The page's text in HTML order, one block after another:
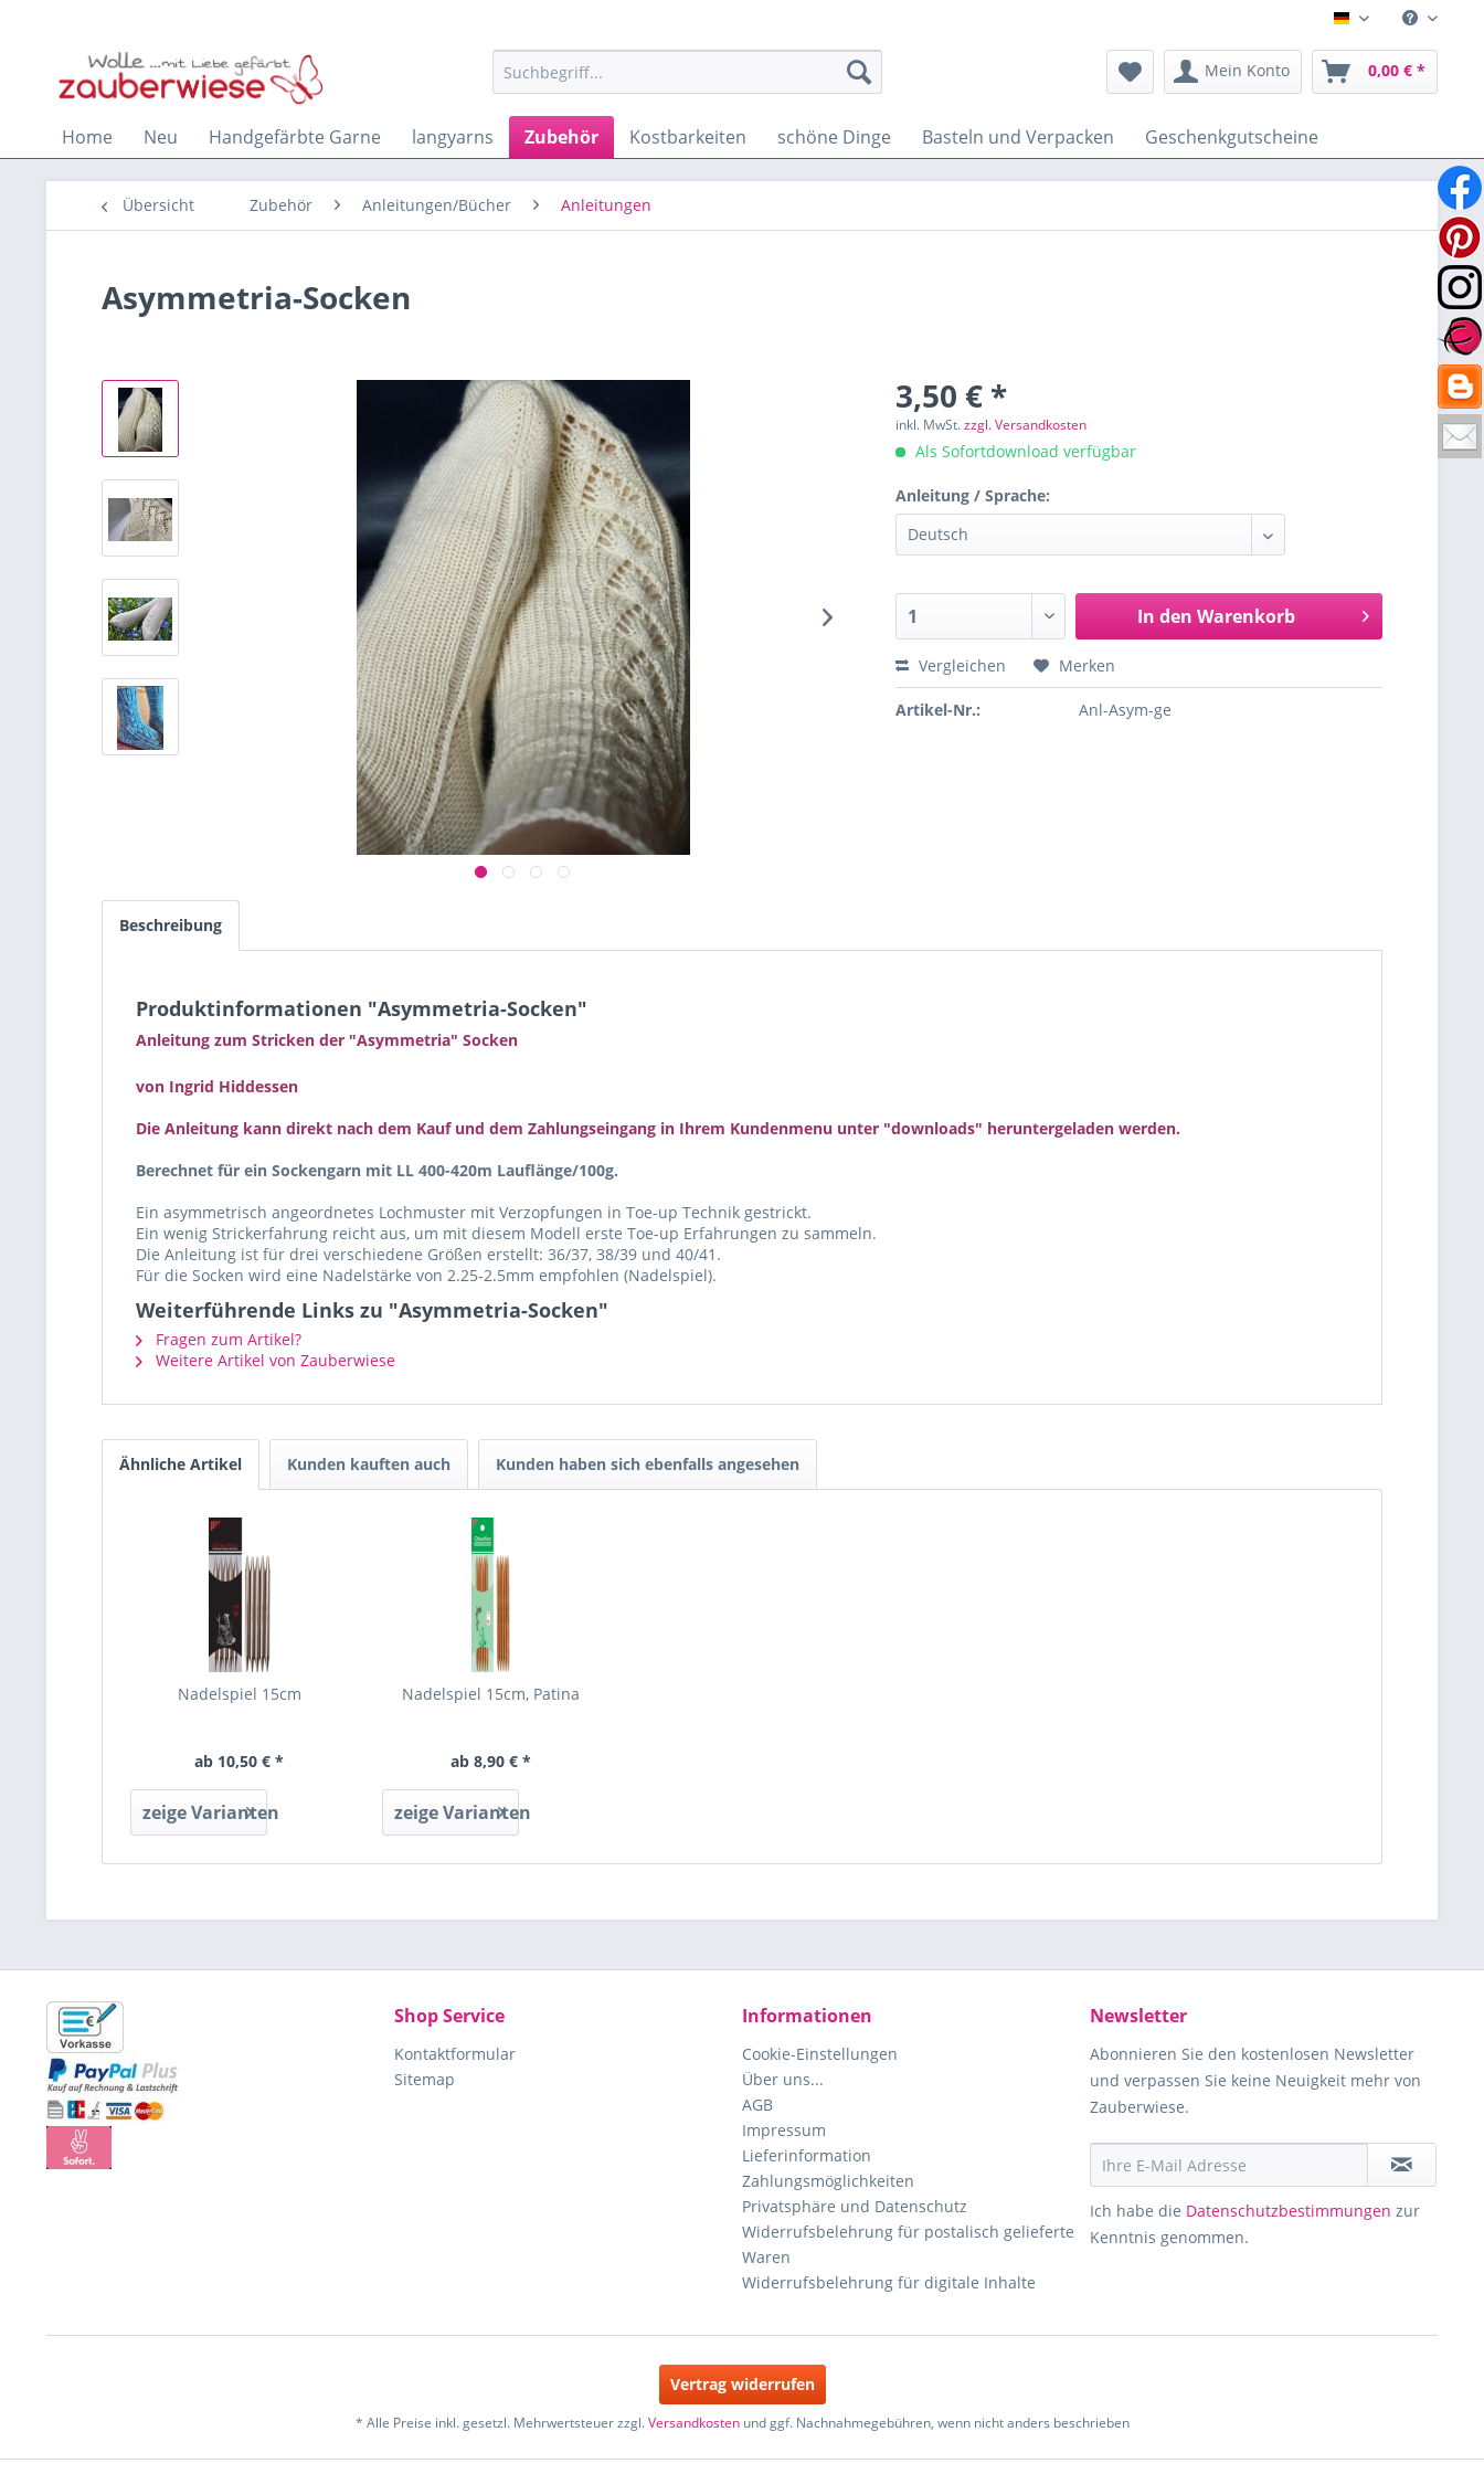
Deutsch
Mein Konto 0,00 € *
Home Neu Handgefärbte Garne langyarns Zubehör Kostbarkeiten schöne Dinge Basteln und Verpacken Geschenkgutscheine
Übersicht Zubehör Anleitungen/Bücher Anleitungen
Asymmetria-Socken
3,50 € *
inkl. MwSt.zzgl. Versandkosten
Als Sofortdownload verfügbar
Anleitung / Sprache:
In den Warenkorb
Vergleichen Merken
Artikel-Nr.: Anl-Asym-ge
Beschreibung
Produktinformationen "Asymmetria-Socken"
Anleitung zum Stricken der "Asymmetria" Socken
von Ingrid Hiddessen
Die Anleitung kann direkt nach dem Kauf und dem Zahlungseingang in Ihrem Kundenmenu unter "downloads" heruntergeladen werden.
Berechnet für ein Sockengarn mit LL 400-420m Lauflänge/100g.
Ein asymmetrisch angeordnetes Lochmuster mit Verzopfungen in Toe-up Technik gestrickt.
Ein wenig Strickerfahrung reicht aus, um mit diesem Modell erste Toe-up Erfahrungen zu sammeln.
Die Anleitung ist für drei verschiedene Größen erstellt: 36/37, 38/39 und 40/41.
Für die Socken wird eine Nadelstärke von 2.25-2.5mm empfohlen (Nadelspiel).
Weiterführende Links zu "Asymmetria-Socken"
Fragen zum Artikel?
Weitere Artikel von Zauberwiese
Ähnliche Artikel Kunden kauften auch Kunden haben sich ebenfalls angesehen
Nadelspiel 15cm
ab 10,50 € *
zeige Varianten
Nadelspiel 15cm, Patina
ab 8,90 € *
zeige Varianten
Shop Service
Kontaktformular
Sitemap
Informationen
Cookie-Einstellungen
Über uns...
AGB
Impressum
Lieferinformation
Zahlungsmöglichkeiten
Privatsphäre und Datenschutz
Widerrufsbelehrung für postalisch gelieferte
Waren
Widerrufsbelehrung für digitale Inhalte
Newsletter
Abonnieren Sie den kostenlosen Newsletter
und verpassen Sie keine Neuigkeit mehr von
Zauberwiese.
Ich habe die Datenschutzbestimmungen zur
Kenntnis genommen.
Vertrag widerrufen
* Alle Preise inkl. gesetzl. Mehrwertsteuer zzgl.Versandkostenund ggf. Nachnahmegebühren, wenn nicht anders beschrieben